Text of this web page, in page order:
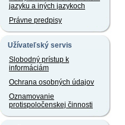
jazyku a iných jazykoch
Právne predpisy
Užívateľský servis
Slobodný prístup k
informáciám
Ochrana osobných údajov
Oznamovanie
protispoločenskej činnosti